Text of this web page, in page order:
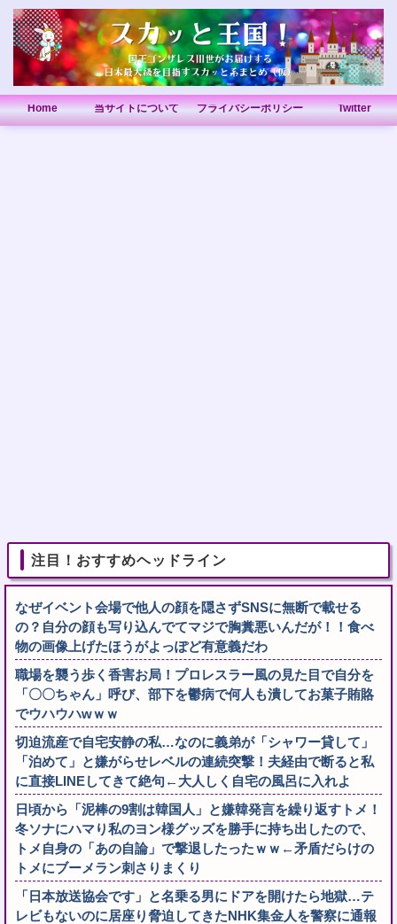
Home 当サイトについて プライバシーポリシー Twitter
注目！おすすめヘッドライン
なぜイベント会場で他人の顔を隠さずSNSに無断で載せる
の？自分の顔も写り込んでてマジで胸糞悪いんだが！！食べ
物の画像上げたほうがよっぽど有意義だわ
職場を襲う歩く香害お局！プロレスラー風の見た目で自分を
「〇〇ちゃん」呼び、部下を鬱病で何人も潰してお菓子賄賂
でウハウハwｗｗ
切迫流産で自宅安静の私…なのに義弟が「シャワー貸して」
「泊めて」と嫌がらせレベルの連続突撃！夫経由で断ると私
に直接LINEしてきて絶句←大人しく自宅の風呂に入れよ
日頃から「泥棒の9割は韓国人」と嫌韓発言を繰り返すトメ！
冬ソナにハマり私のヨン様グッズを勝手に持ち出したので、
トメ自身の「あの自論」で撃退したったｗｗ←矛盾だらけの
トメにブーメラン刺さりまくり
「日本放送協会です」と名乗る男にドアを開けたら地獄…テ
レビもないのに居座り脅迫してきたNHK集金人を警察に通報